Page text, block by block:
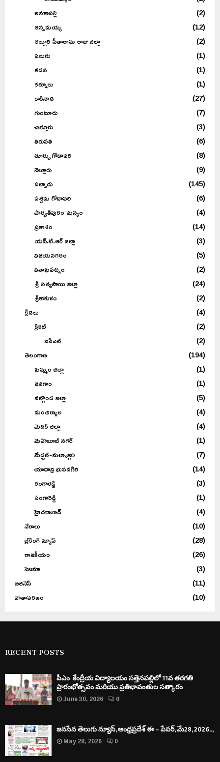
అనకాపల్లి
(2)
ఆన్నమయ్య
(12)
ఆల్లూరి సీతారామ రాజు జిల్లా
(2)
ఏలురు
(1)
కడప
(1)
కర్నూలు
(1)
కాకినాడ
(27)
గుంటూరు
(7)
చిత్తూరు
(3)
తిరుపతి
(6)
తూర్పు గోదావరి
(8)
నెల్లూరు
(9)
పల్నాడు
(145)
పశ్చిమ గోదావరి
(6)
పార్వతీపురం మన్యం
(4)
ప్రకాశం
(14)
యన్.టి.ఆర్ జిల్లా
(3)
విజయనగరం
(5)
విశాఖపట్నం
(2)
శ్రీ సత్యసాయి జిల్లా
(24)
శ్రీకాకుళం
(2)
క్రీడలు
(4)
క్రికెట్
(2)
ఐపీఎల్
(2)
తెలంగాణ
(194)
ఖమ్మం జిల్లా
(1)
జనగాం
(1)
నల్గొండ జిల్లా
(5)
మంచిర్యాల
(4)
మెదక్ జిల్లా
(4)
మెహబూబ్ నగర్
(1)
మేడ్చల్-మల్కాజ్గిరి
(7)
యాదాద్రి భువనగిరి
(14)
రంగారెడ్డి
(3)
సంగారెడ్డి
(1)
హైదరాబాద్
(4)
నేరాలు
(10)
బ్రేకింగ్ న్యూస్
(28)
రాజకీయం
(26)
సినిమా
(3)
బిజినెస్
(11)
వాతావరణం
(10)
RECENT POSTS
పీఎం కేంద్రీయ విద్యాలయం సత్తెనపల్లిలో 11వ తరగతి
ప్రారంభోత్సవం మరియు ప్రతిభావంతుల సత్కారం
June 30, 2026
0
జనసేన తెలుగు న్యూస్, ఆంధ్రప్రదేశ్ ఈ – పేపర్, మే28, 2026..,
May 28, 2026
0